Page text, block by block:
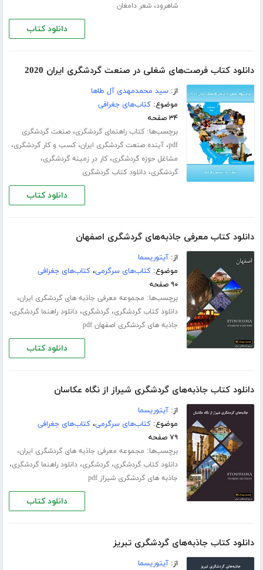
شاهرود،شعر دامغان
دانلود کتاب
دانلود کتاب فرصت‌های شغلی در صنعت گردشگری ایران 2020
از:سید محمدمهدی آل طاها
موضوع:کتاب‌های جغرافی
۳۴ صفحه
برچسب‌ها:کتاب راهنمای گردشگری،صنعت گردشگری
pdf،آینده صنعت گردشگری ایران،کسب و کار گردشگری،
مشاغل حوزه گردشگری،کار در زمینه گردشگری،
گردشگری،دانلود کتاب گردشگری
دانلود کتاب
دانلود کتاب معرفی جاذبه‌های گردشگری اصفهان
از:آیتوریسما
موضوع:کتاب‌های سرگرمی،کتاب‌های جغرافی
۹۰ صفحه
برچسب‌ها: مجموعه معرفی جاذبه های گردشگری ایران،
دانلود کتاب گردشگری،گردشگری،دانلود راهنما گردشگری،
جاذبه های گردشگری اصفهان pdf
دانلود کتاب
دانلود کتاب جاذبه‌های گردشگری شیراز از نگاه عکاسان
از:آیتوریسما
موضوع:کتاب‌های سرگرمی،کتاب‌های جغرافی
۷۹ صفحه
برچسب‌ها: مجموعه معرفی جاذبه های گردشگری ایران،
دانلود کتاب گردشگری،گردشگری،دانلود راهنما گردشگری،
جاذبه های گردشگری شیراز pdf
دانلود کتاب
دانلود کتاب جاذبه‌های گردشگری تبریز
از:آیتوریسما